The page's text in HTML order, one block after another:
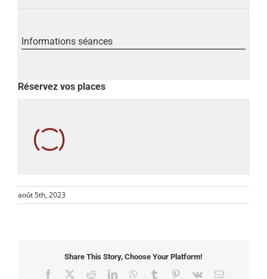
Informations séances
Réservez vos places
août 5th, 2023
Share This Story, Choose Your Platform!
Facebook RedditLinkedInWhatsApp
Tumblr Pinterest
Vk Email